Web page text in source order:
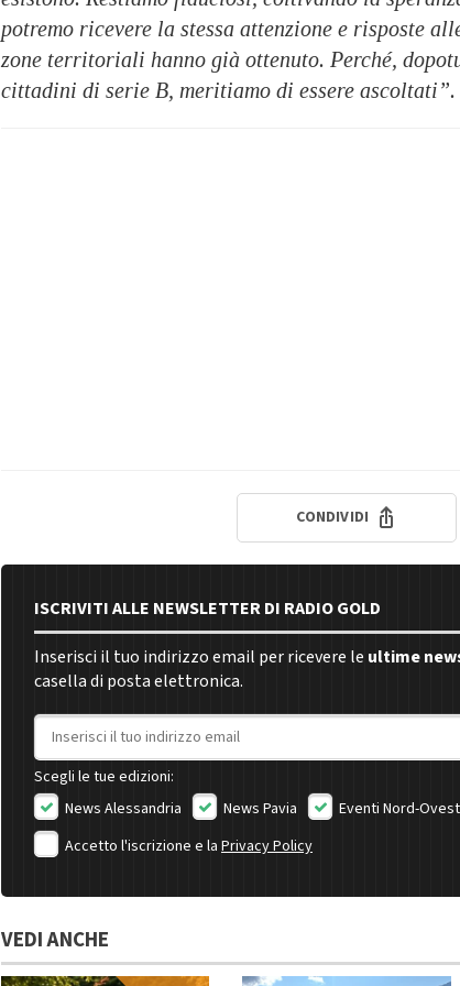
potremo ricevere la stessa attenzione e risposte
zone territoriali hanno già ottenuto. Perché,
cittadini di serie B, meritiamo di essere ascoltati”.
CONDIVIDI
ISCRIVITI ALLE NEWSLETTER DI RADIO GOLD
Inserisci il tuo indirizzo email per ricevere le ultime
casella di posta elettronica.
Indirizzo email
Scegli le tue edizioni:
News Alessandria
News Pavia
Eventi Nord-Ovest
Accetto l'iscrizione e la Privacy Policy
VEDI ANCHE